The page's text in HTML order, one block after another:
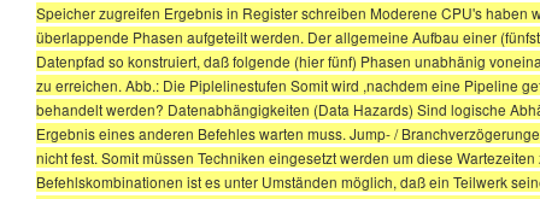
Speicher zugreifen Ergebnis in Register schreiben Moderene CPU's
überlappende Phasen aufgeteilt werden. Der allgemeine Aufbau einer
Datenpfad so konstruiert, daß folgende (hier fünf) Phasen unabhänig
zu erreichen. Abb.: Die Piplelinestufen Somit wird ,nachdem eine Pipeline
behandelt werden? Datenabhängigkeiten (Data Hazards) Sind logische
Ergebnis eines anderen Befehles warten muss. Jump- /
nicht fest. Somit müssen Techniken eingesetzt werden um diese
Befehlskombinationen ist es unter Umständen möglich, daß ein Teilwerk